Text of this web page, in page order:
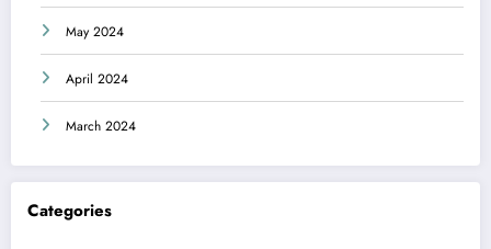
May 2024
April 2024
March 2024
Categories